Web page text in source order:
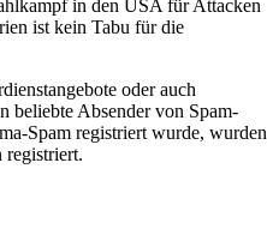
in den USA für Attacken
ist kein Tabu für die
oder auch
beliebte Absender von Spam-
Spam registriert wurde, wurden
registriert.